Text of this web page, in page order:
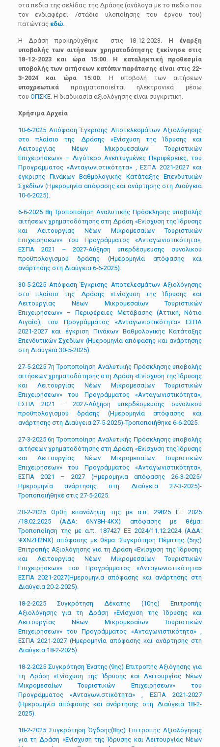
στα πεδία της σελίδας της Δράσης (ανάλογα με το πεδίο που
τον ενδιαφέρει /στάδιο υλοποίησης του έργου του)
πατώντας εδώ.
H Δράση προκηρύχθηκε στις 18-12-2023. Η έναρξη
υποβολής των αιτήσεων χρηματοδότησης ξεκίνησε στις
18-12-2023 και ώρα 15:00. Η καταληκτική προθεσμία
υποβολής των αιτήσεων κατόπιν παράτασης είναι στις 22-
3-2024 και ώρα 15:00. Η υποβολή των αιτήσεων
υποχρεωτικάπραγματοποιείται ηλεκτρονικά μέσω
του ΟΠΣΚΕ. Η διαδικασία αξιολόγησης είναι συγκριτική.
Χρήσιμα Αρχεία
10-6-2025 Απόφαση Έγκρισης Αποτελεσμάτων Αξιολόγησης
στο πλαίσιο της Δράσης «Ενίσχυση της Ίδρυσης και
Λειτουργίας Νέων Μικρομεσαίων Τουριστικών
Επιχειρήσεων» – Λιγότερο Ανεπτυγμένες Περιφέρειες, του
Προγράμματος «Ανταγωνιστικότητα» , ΕΣΠΑ 2021-2027 και
έγκρισης Πινάκων Βαθμολογικής Κατάταξης Επενδυτικών
Σχεδίων (Ημερομηνία απόφασης και ανάρτησης στη Διαύγεια
10-6-2025).
6-6-2025 8η Τροποποίηση Αναλυτικής Πρόσκλησης υποβολής
αιτήσεων χρηματοδότησης στη Δράση «Ενίσχυση της Ίδρυσης
και Λειτουργίας Νέων Μικρομεσαίων Τουριστικών
Επιχειρήσεων» του Προγράμματος «Ανταγωνιστικότητα»,
ΕΣΠΑ 2021 – 2027-Αύξηση υπερδέσμευσης συνολικού
προϋπολογισμού δράσης (Ημερομηνία απόφασης και
ανάρτησης στη Διαύγεια 6-6-2025).
30-5-2025 Απόφαση Έγκρισης Αποτελεσμάτων Αξιολόγησης
στο πλαίσιο της Δράσης «Ενίσχυση της Ίδρυσης και
Λειτουργίας Νέων Μικρομεσαίων Τουριστικών
Επιχειρήσεων» – Περιφέρειες Μετάβασης (Αττική, Νότιο
Αιγαίο), του Προγράμματος «Ανταγωνιστικότητα» ΕΣΠΑ
2021-2027 και έγκριση Πινάκων Βαθμολογικής Κατάταξης
Επενδυτικών Σχεδίων (Ημερομηνία απόφασης και ανάρτησης
στη Διαύγεια 30-5-2025).
27-5-2025 7η Τροποποίηση Αναλυτικής Πρόσκλησης υποβολής
αιτήσεων χρηματοδότησης στη Δράση «Ενίσχυση της Ίδρυσης
και Λειτουργίας Νέων Μικρομεσαίων Τουριστικών
Επιχειρήσεων» του Προγράμματος «Ανταγωνιστικότητα»,
ΕΣΠΑ 2021 – 2027-Αύξηση υπερδέσμευσης συνολικού
προϋπολογισμού δράσης (Ημερομηνία απόφασης και
ανάρτησης στη Διαύγεια 27-5-2025)-Τροποποιήθηκε 6-6-2025.
27-3-2025 6η Τροποποίηση Αναλυτικής Πρόσκλησης υποβολής
αιτήσεων χρηματοδότησης στη Δράση «Ενίσχυση της Ίδρυσης
και Λειτουργίας Νέων Μικρομεσαίων Τουριστικών
Επιχειρήσεων» του Προγράμματος «Ανταγωνιστικότητα»,
ΕΣΠΑ 2021 – 2027 (Ημερομηνία απόφασης 26-3-2025/
Ημερομηνία ανάρτησης στη Διαύγεια 27-3-2025)-
Τροποποιήθηκε στις 27-5-2025.
20-2-2025 Ορθή επανάληψη της με α.π. 29825 ΕΞ 2025
/18.02.2025 (ΑΔΑ: 6ΝΥ8Η-4ΚΧ) απόφασης με θέμα:
Τροποποίηση της με α.π. 187427 ΕΞ 2024/11.12.2024 (ΑΔΑ:
ΨΧΝΖΗ2ΝΧ) απόφασης με θέμα: Συγκρότηση Πέμπτης (5ης)
Επιτροπής Αξιολόγησης για τη Δράση «Ενίσχυση της Ίδρυσης
και Λειτουργίας Νέων Μικρομεσαίων Τουριστικών
Επιχειρήσεων» του Προγράμματος «Ανταγωνιστικότητα»
ΕΣΠΑ 2021-2027(Ημερομηνία απόφασης και ανάρτησης στη
Διαύγεια 20-2-2025).
18-2-2025 Συγκρότηση Δέκατης (10ης) Επιτροπής
Αξιολόγησης για τη Δράση «Ενίσχυση της Ίδρυσης και
Λειτουργίας Νέων Μικρομεσαίων Τουριστικών
Επιχειρήσεων» του Προγράμματος «Ανταγωνιστικότητα» ,
ΕΣΠΑ 2021-2027 (Ημερομηνία απόφασης και ανάρτησης στη
Διαύγεια 18-2-2025).
18-2-2025 Συγκρότηση Ένατης (9ης) Επιτροπής Αξιόγησης για
τη Δράση «Ενίσχυση της Ίδρυσης και Λειτουργίας Νέων
Μικρομεσαίων Τουριστικών Επιχειρήσεων» του
Προγράμματος «Ανταγωνιστικότητα» , ΕΣΠΑ 2021-2027
(Ημερομηνία απόφασης και ανάρτησης στη Διαύγεια 18-2-
2025).
18-2-2025 Συγκρότηση Όγδοης(8ης) Επιτροπής Αξιολόγησης
για τη Δράση «Ενίσχυση της Ίδρυσης και Λειτουργίας Νέων